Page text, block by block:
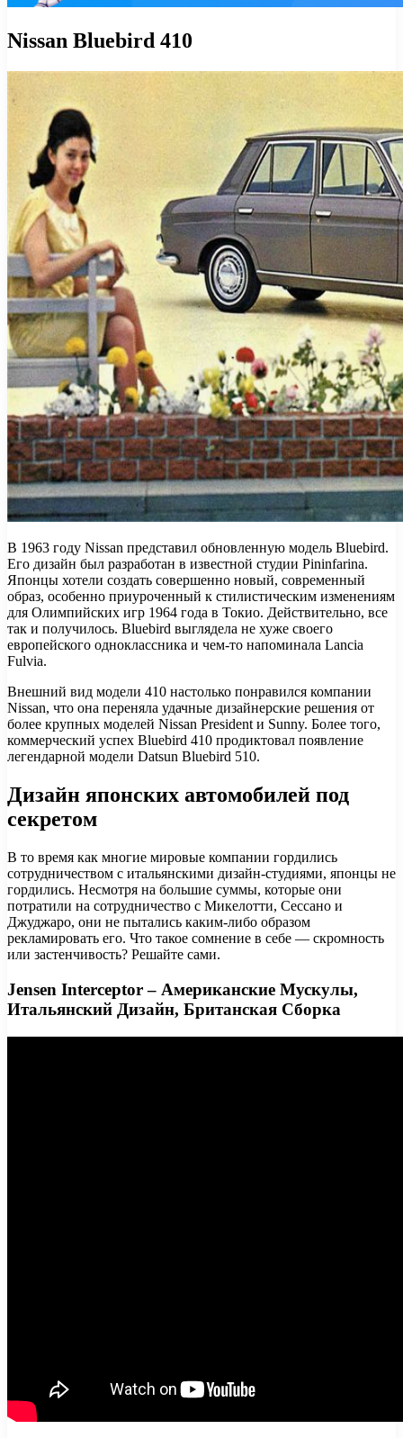
Nissan Bluebird 410
В 1963 году Nissan представил обновленную модель Bluebird.
Его дизайн был разработан в известной студии Pininfarina.
Японцы хотели создать совершенно новый, современный
образ, особенно приуроченный к стилистическим изменениям
для Олимпийских игр 1964 года в Токио. Действительно, все
так и получилось. Bluebird выглядела не хуже своего
европейского одноклассника и чем-то напоминала Lancia
Fulvia.
Внешний вид модели 410 настолько понравился компании
Nissan, что она переняла удачные дизайнерские решения от
более крупных моделей Nissan President и Sunny. Более того,
коммерческий успех Bluebird 410 продиктовал появление
легендарной модели Datsun Bluebird 510.
Дизайн японских автомобилей под
секретом
В то время как многие мировые компании гордились
сотрудничеством с итальянскими дизайн-студиями, японцы не
гордились. Несмотря на большие суммы, которые они
потратили на сотрудничество с Микелотти, Сессано и
Джуджаро, они не пытались каким-либо образом
рекламировать его. Что такое сомнение в себе — скромность
или застенчивость? Решайте сами.
Jensen Interceptor – Американские Мускулы,
Итальянский Дизайн, Британская Сборка